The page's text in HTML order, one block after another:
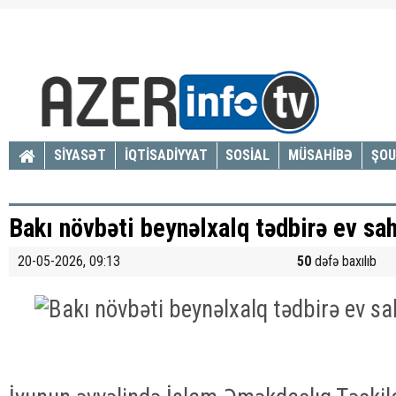
SİYASƏT İQTİSADİYYAT SOSİAL MÜSAHİBƏ
Bakı növbəti beynəlxalq tədbirə ev
20-05-2026, 09:13 50 dəfə baxılıb